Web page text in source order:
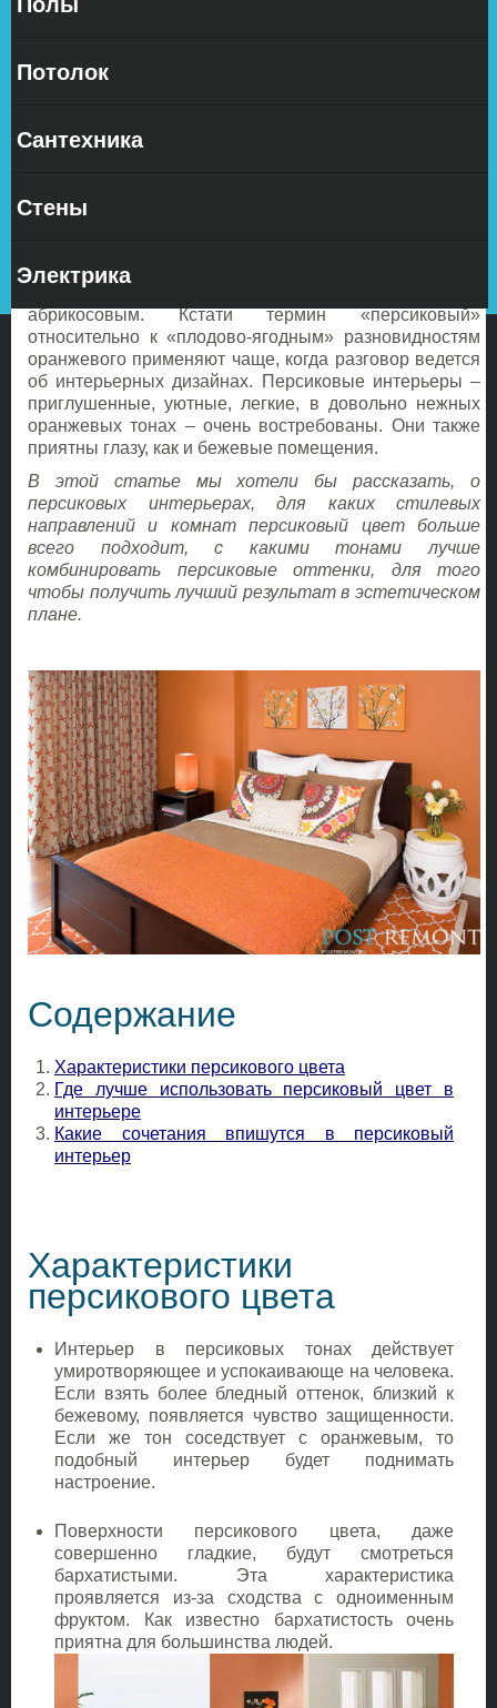
Потолок
Сантехника
Стены
Электрика
желтого и алого. В сочетании с желтым образуется
цвет, обычно именуемый персиковым или
абрикосовым. Кстати термин «персиковый»
относительно к «плодово-ягодным» разновидностям
оранжевого применяют чаще, когда разговор ведется
об интерьерных дизайнах. Персиковые интерьеры –
приглушенные, уютные, легкие, в довольно нежных
оранжевых тонах – очень востребованы. Они также
приятны глазу, как и бежевые помещения.
В этой статье мы хотели бы рассказать, о
персиковых интерьерах, для каких стилевых
направлений и комнат персиковый цвет больше
всего подходит, с какими тонами лучше
комбинировать персиковые оттенки, для того
чтобы получить лучший результат в эстетическом
плане.
Содержание
Характеристики персикового цвета
Где лучше использовать персиковый цвет в
интерьере
Какие сочетания впишутся в персиковый
интерьер
Характеристики
персикового цвета
Интерьер в персиковых тонах действует
умиротворяющее и успокаивающе на человека.
Если взять более бледный оттенок, близкий к
бежевому, появляется чувство защищенности.
Если же тон соседствует с оранжевым, то
подобный интерьер будет поднимать
настроение.
Поверхности персикового цвета, даже
совершенно гладкие, будут смотреться
бархатистыми. Эта характеристика
проявляется из-за сходства с одноименным
фруктом. Как известно бархатистость очень
приятна для большинства людей.